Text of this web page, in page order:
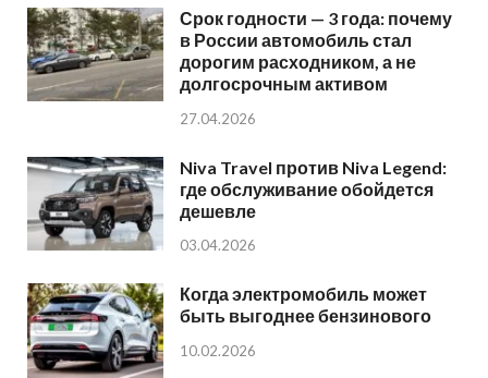
Срок годности — 3 года: почему
в России автомобиль стал
дорогим расходником, а не
долгосрочным активом
27.04.2026
Niva Travel против Niva Legend:
где обслуживание обойдется
дешевле
03.04.2026
Когда электромобиль может
быть выгоднее бензинового
10.02.2026